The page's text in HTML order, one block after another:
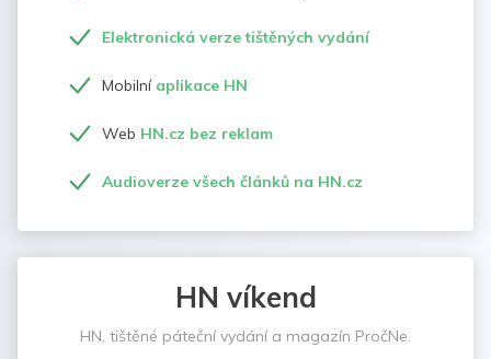
Elektronická verze tištěných vydání
Mobilní aplikace HN
Web HN.cz bez reklam
Audioverze všech článků na HN.cz
HN víkend
HN, tištěné páteční vydání a magazín PročNe.